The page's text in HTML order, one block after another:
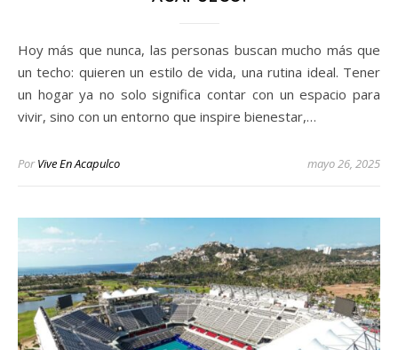
Hoy más que nunca, las personas buscan mucho más que
un techo: quieren un estilo de vida, una rutina ideal. Tener
un hogar ya no solo significa contar con un espacio para
vivir, sino con un entorno que inspire bienestar,…
Por Vive En Acapulco mayo 26, 2025